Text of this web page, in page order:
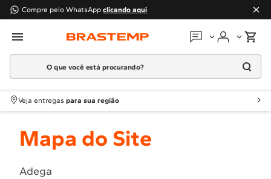
Compre pelo WhatsApp clicando aqui
Em que podemos
O que você está procurando?
Termos mais buscados
1º Geladeira
2
Fogao
4 º Lava Louça
Veja entregas para sua região
Mapa do Site
Adega